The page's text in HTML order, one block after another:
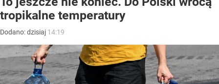
tropikalne temperatury
Dodano:dzisiaj 14:19